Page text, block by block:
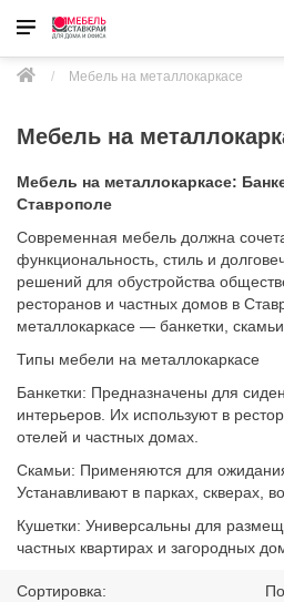
Мебель на металлокаркасе
Мебель на
Мебель на металлокаркасе:
Ставрополе
Современная мебель должна
функциональность, стиль и
решений для обустройства
ресторанов и частных домов в
металлокаркасе — банкетки,
Типы мебели на металлокаркасе
Банкетки: Предназначены для
интерьеров. Их используют в
отелей и частных домах.
Скамьи: Применяются для
Устанавливают в парках, скверах,
Кушетки: Универсальны для
частных квартирах и загородных
Сортировка: